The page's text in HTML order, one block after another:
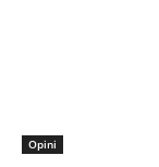
Opini